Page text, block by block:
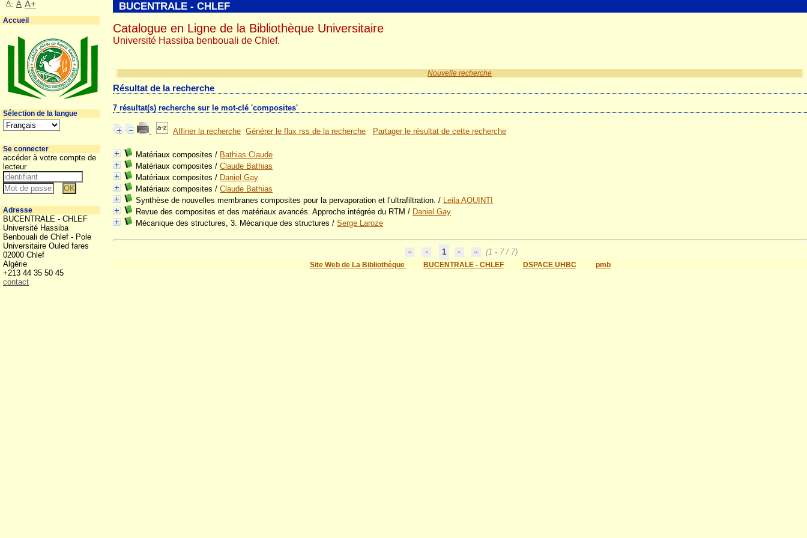
Nouvelle recherche
Résultat de la recherche
7 résultat(s) recherche sur le mot-clé 'composites'
Affiner la recherche Générer le flux rss de la recherche Partager le résultat de cette recherche
Matériaux composites / Bathias Claude
Matériaux composites /Claude Bathias
Matériaux composites / Daniel Gay
Matériaux composites /Claude Bathias
Synthèse de nouvelles membranes composites pour la pervaporation et l’ultrafiltration. / Leila AOUINTI
Revue des composites et des matériaux avancés. Approche intégrée du RTM / Daniel Gay
Mécanique des structures, 3. Mécanique des structures /Serge Laroze
1 (1 - 7 / 7)
Site Web de La Bibliothéque BUCENTRALE - CHLEF DSPACE UHBC pmb
BUCENTRALE - CHLEF
Catalogue en Ligne de la Bibliothèque Universitaire
Université Hassiba benbouali de Chlef.
A- A A+
Accueil
Sélection de la langue
Se connecter
accéder à votre compte de
lecteur
Adresse
BUCENTRALE - CHLEF
Université Hassiba
Benbouali de Chlef - Pole
Universitaire Ouled fares
02000 Chlef
Algérie
+213 44 35 50 45
contact